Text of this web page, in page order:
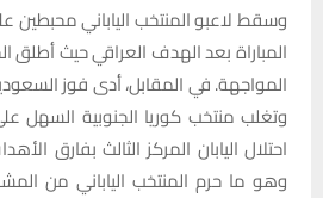
وسقط لاعبو المنتخب الياباني محبطين
المباراة بعد الهدف العراقي حيث أطلق
احتلال اليابان المركز الثالث بفارق
وهو ما حرم المنتخب الياباني من